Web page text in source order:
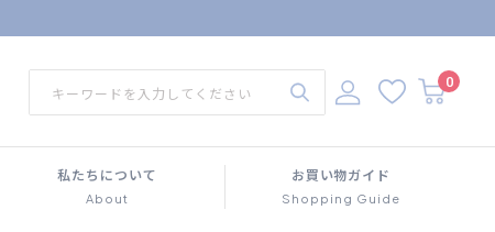
0
私たちについて
About
お買い物ガイド
Shopping Guide